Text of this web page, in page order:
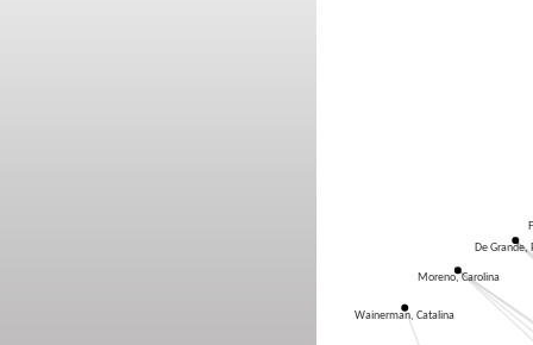
Moreno, Carolina
De Grande,
Wainerman, Catalina